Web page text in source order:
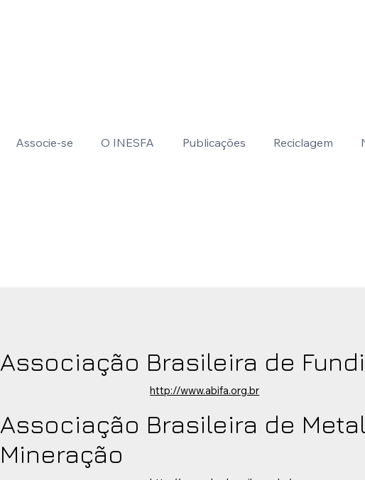
Associe-se O INESFA Publicações Reciclagem
http://www.abifa.org.br
Associação Brasileira de
Associação Brasileira de
Mineração